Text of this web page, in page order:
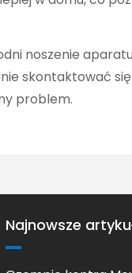
noszenie
skontaktować
problem.
Najnowsze